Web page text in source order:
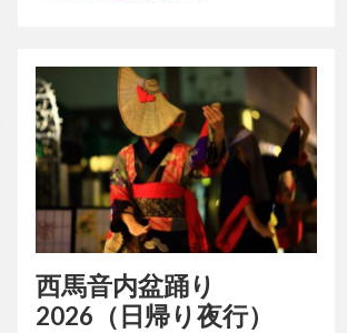
西馬音内盆踊り
2026（日帰り夜行）